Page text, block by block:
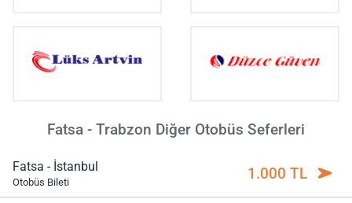
Fatsa - Trabzon Diğer Otobüs Seferleri
Fatsa - İstanbul
Otobüs Bileti 1.000 TL